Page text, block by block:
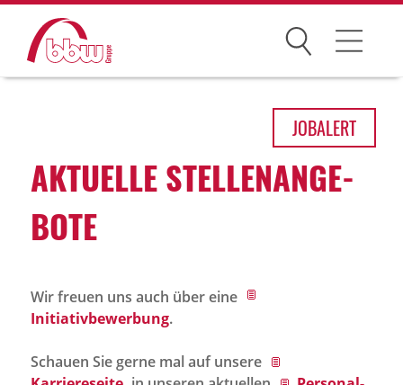
Suchen
Über uns
Historie
bbw als Arbeitgeber
JOBALERT
AKTU­ELLE STEL­LEN­AN­GE­
BOTE
Wir freuen uns auch über eine
Initiativbewerbung.
Schauen Sie gerne mal auf unsere